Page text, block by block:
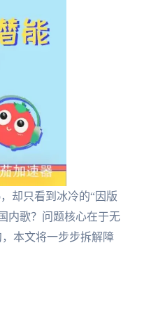
却只看到冰冷的“因版
内歌？问题核心在于无
本文将一步步拆解障